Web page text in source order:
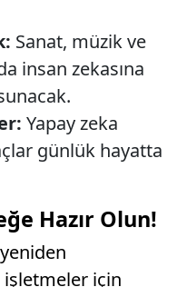
Sanat, müzik ve
insan zekasına
Yapay zeka
günlük hayatta
Hazır Olun!
için